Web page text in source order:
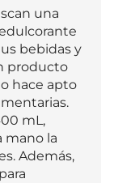
una
bebidas y
producto
hace apto
mL,
mano la
Además,